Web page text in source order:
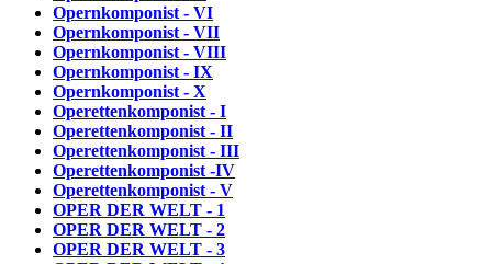
Opernkomponist - VI
Opernkomponist - VII
Opernkomponist - VIII
Opernkomponist - IX
Opernkomponist - X
Operettenkomponist - I
Operettenkomponist - II
Operettenkomponist - III
Operettenkomponist -IV
Operettenkomponist - V
OPER DER WELT - 1
OPER DER WELT - 2
OPER DER WELT - 3